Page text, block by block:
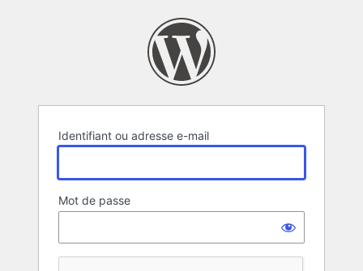
Identifiant ou adresse e-mail
Mot de passe